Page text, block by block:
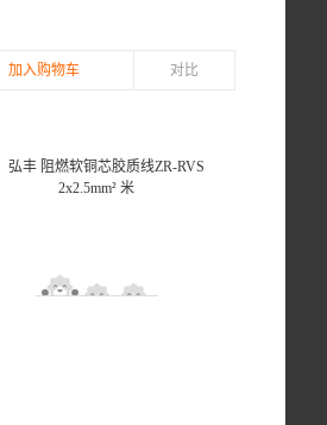
加入购物车 对比